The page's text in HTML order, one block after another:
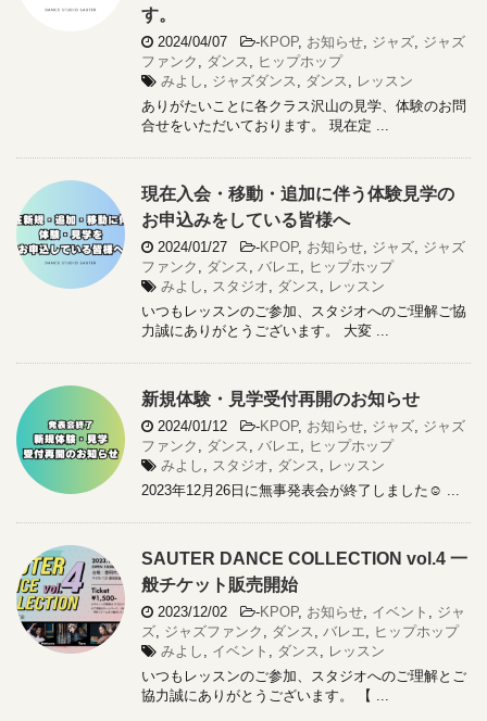
す。
2024/04/07 -KPOP, お知らせ ジャズ ジャズ
ファンク
ダンス
ヒップホップ
みよし
ジャズダンス ダンス
レッスン
ありがたいことに各クラス沢山の見学、体験のお問
合せをいただいております。 現在定 ...
現在入会・移動・追加に伴う体験見学の
お申込みをしている皆様へ
2024/01/27 -KPOP, お知らせ ジャズ ジャズ
ファンク
ダンス バレエ
ヒップホップ
みよし
スタジオ ダンス
レッスン
いつもレッスンのご参加、スタジオへのご理解ご協
力誠にありがとうございます。 大変 ...
新規体験・見学受付再開のお知らせ
2024/01/12 -KPOP, お知らせ ジャズ ジャズ
ファンク
ダンス バレエ
ヒップホップ
みよし
スタジオ ダンス
レッスン
2023年12月26日に無事発表会が終了しました☺️ ...
SAUTER DANCE COLLECTION vol.4 一
般チケット販売開始
2023/12/02 -KPOP, お知らせ イベント
ジャ
ズ ジャズファンク ダンス バレエ
ヒップホップ
みよし
イベント ダンス
レッスン
いつもレッスンのご参加、スタジオへのご理解とご
協力誠にありがとうございます。 【 ...